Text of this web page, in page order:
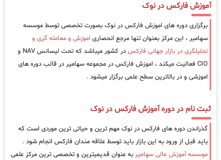
آموزش فارکس در نوک
برگزاری دوره های اموزش فارکس در نوک بصورت تخصصی توسط موسسه
سهامیر ، این مرکز بعنوان تنها مرجع انحصاری اموزش و معامله گری و
تحلیلگری در بازار جهانی فارکس
در کشور میباشد که تحت لیسانس NAV و
CIO فعالیت میکند ، اموزش فارکس در مجموعه سهامیر در قالب دوره های
اموزشی و در بالاترین سطح علمی برگزار میشود .
ثبت نام در دوره آموزش فارکس در نوک
گذراندن دوره های فارکس در نوک مهم ترین و حیاتی ترین موردی است که
باید قبل از ورود به این بازار باید توسط علاقه مندان فارکس انجام شود .
موسسه آموزش عالی سهامیر به عنوان قدیمیترین و تخصصی ترین مرکز علمی